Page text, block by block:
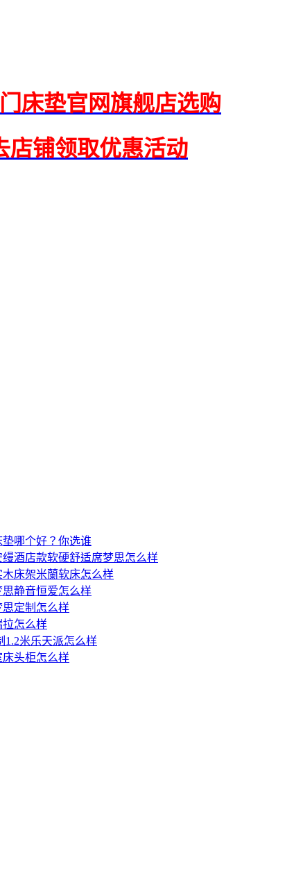
床垫官网旗舰店选购
店铺领取优惠活动
哪个好？你选谁
酒店款软硬舒适席梦思怎么样
床架米蘭软床怎么样
静音恒爱怎么样
定制怎么样
拉怎么样
1.2米乐天派怎么样
头柜怎么样